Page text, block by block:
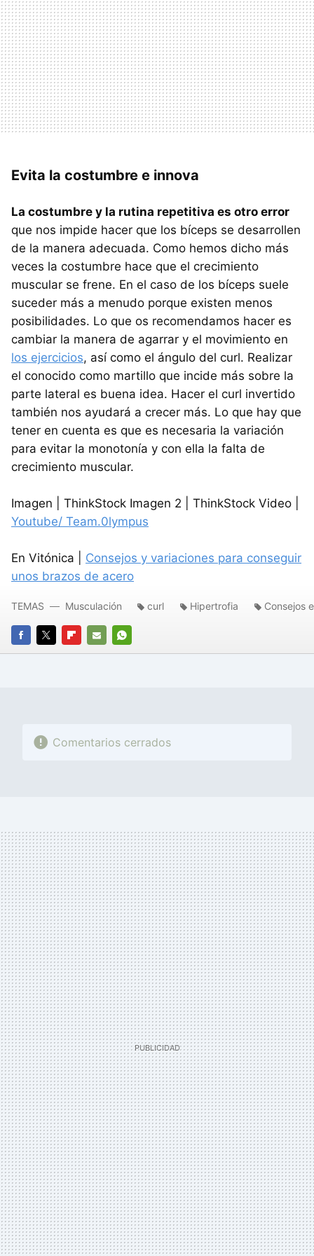
Evita la costumbre e innova
La costumbre y la rutina repetitiva es otro error
que nos impide hacer que los bíceps se desarrollen
de la manera adecuada. Como hemos dicho más
veces la costumbre hace que el crecimiento
muscular se frene. En el caso de los bíceps suele
suceder más a menudo porque existen menos
posibilidades. Lo que os recomendamos hacer es
cambiar la manera de agarrar y el movimiento en
los ejercicios, así como el ángulo del curl. Realizar
el conocido como martillo que incide más sobre la
parte lateral es buena idea. Hacer el curl invertido
también nos ayudará a crecer más. Lo que hay que
tener en cuenta es que es necesaria la variación
para evitar la monotonía y con ella la falta de
crecimiento muscular.
Imagen | ThinkStock Imagen 2 | ThinkStock Video |
Youtube/ Team.0lympus
En Vitónica | Consejos y variaciones para conseguir
unos brazos de acero
FACEBOOK
TWITTERFLIPBOARD
E-
WHATSAPP
TEMAS Musculación curl Hipertrofia Consejos
Comentarios cerrados